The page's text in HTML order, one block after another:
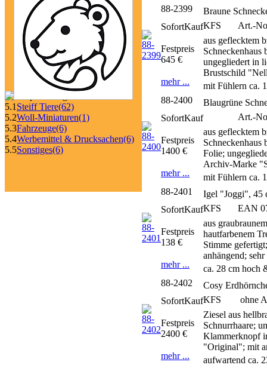
5.1 Steiff Tiere(62)
5.2Woll-Miniaturen(1)
5.3Fahrzeuge(6)
5.4Werbemittel & Drucksachen(6)
5.5Sonstiges(6)
88-2399
Braune
KFS
Art.-
aus geflecktem
ungegliedert in
Brustschild
mit Fühlern ca.
SofortKauf
Festpreis
645 €
mehr ...
88-2400
Blaugrüne
Art.-
aus geflecktem
Folie;
Archiv-Marke
mit Fühlern ca.
SofortKauf
Festpreis
1400 €
mehr ...
88-2401
Igel "Joggi", 45
KFS
EAN
aus
hautfarbenem
Stimme
anhängend;
ca. 28 cm hoch
SofortKauf
Festpreis
138 €
mehr ...
88-2402
Cosy
KFS
ohne
Ziesel aus
Schnurrhaare;
Klammerknopf
"Original"; mit
aufwartend ca.
SofortKauf
Festpreis
2400 €
mehr ...